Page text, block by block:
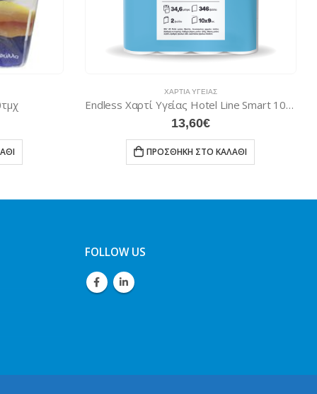
ΧΑΡΤΙΆ ΥΓΕΊΑΣ
Endless Χαρτί Υγείας Hotel Line Smart 100gr 40 Ρολά
13,60€
ΠΡΟΣΘΉΚΗ ΣΤΟ ΚΑΛΆΘΙ
FOLLOW US